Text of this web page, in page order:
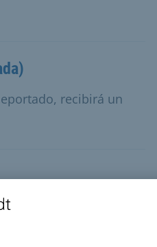
recibirá un
a las personas que
gerentes.